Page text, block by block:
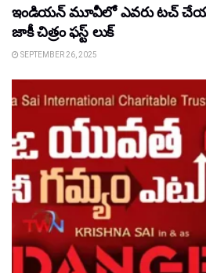
ఇండియన్ మూవీలో ఎవరు టచ్
జాకీ చిత్రం ఫస్ట్ లుక్
SEPTEMBER 26, 2025